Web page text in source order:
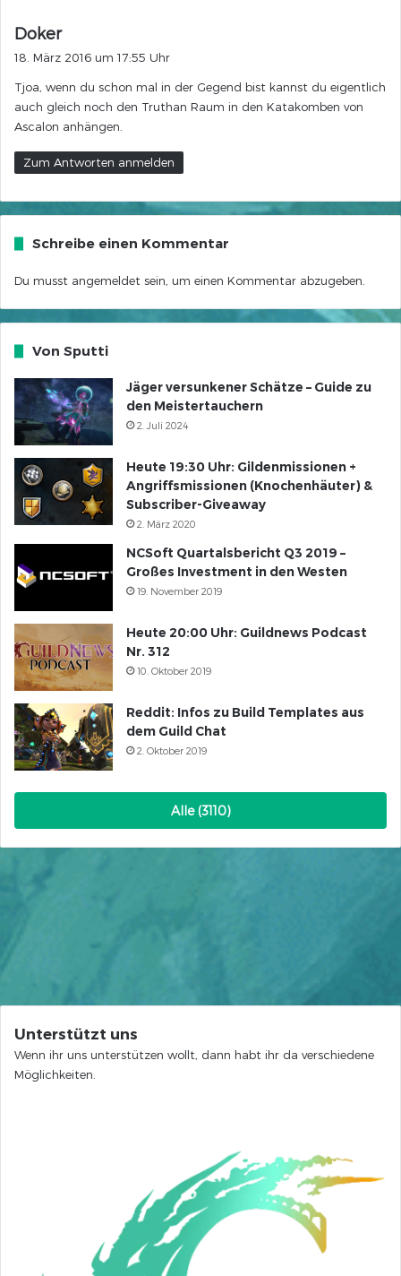
Dokers
t
:
18. März 2016 um 17:55 Uhr
Tjoa, wenn du schon mal in der Gegend bist kannst du eigentlich
auch gleich noch den Truthan Raum in den Katakomben von
Ascalon anhängen.
Zum Antworten anmelden
Schreibe einen Kommentar
Du musst angemeldet sein, um einen Kommentar abzugeben.
Von Sputti
Jäger versunkener Schätze – Guide zu
den Meistertauchern
2. Juli 2024
Heute 19:30 Uhr: Gildenmissionen +
Angriffsmissionen (Knochenhäuter) &
Subscriber-Giveaway
2. März 2020
NCSoft Quartalsbericht Q3 2019 –
Großes Investment in den Westen
19. November 2019
Heute 20:00 Uhr: Guildnews Podcast
Nr. 312
10. Oktober 2019
Reddit: Infos zu Build Templates aus
dem Guild Chat
2. Oktober 2019
Alle (3110)
Unterstützt uns
Wenn ihr uns unterstützen wollt, dann habt ihr da verschiedene
Möglichkeiten.